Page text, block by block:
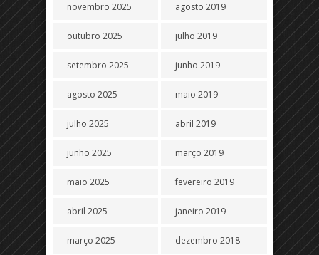
novembro 2025
outubro 2025
setembro 2025
agosto 2025
julho 2025
junho 2025
maio 2025
abril 2025
março 2025
agosto 2019
julho 2019
junho 2019
maio 2019
abril 2019
março 2019
fevereiro 2019
janeiro 2019
dezembro 2018